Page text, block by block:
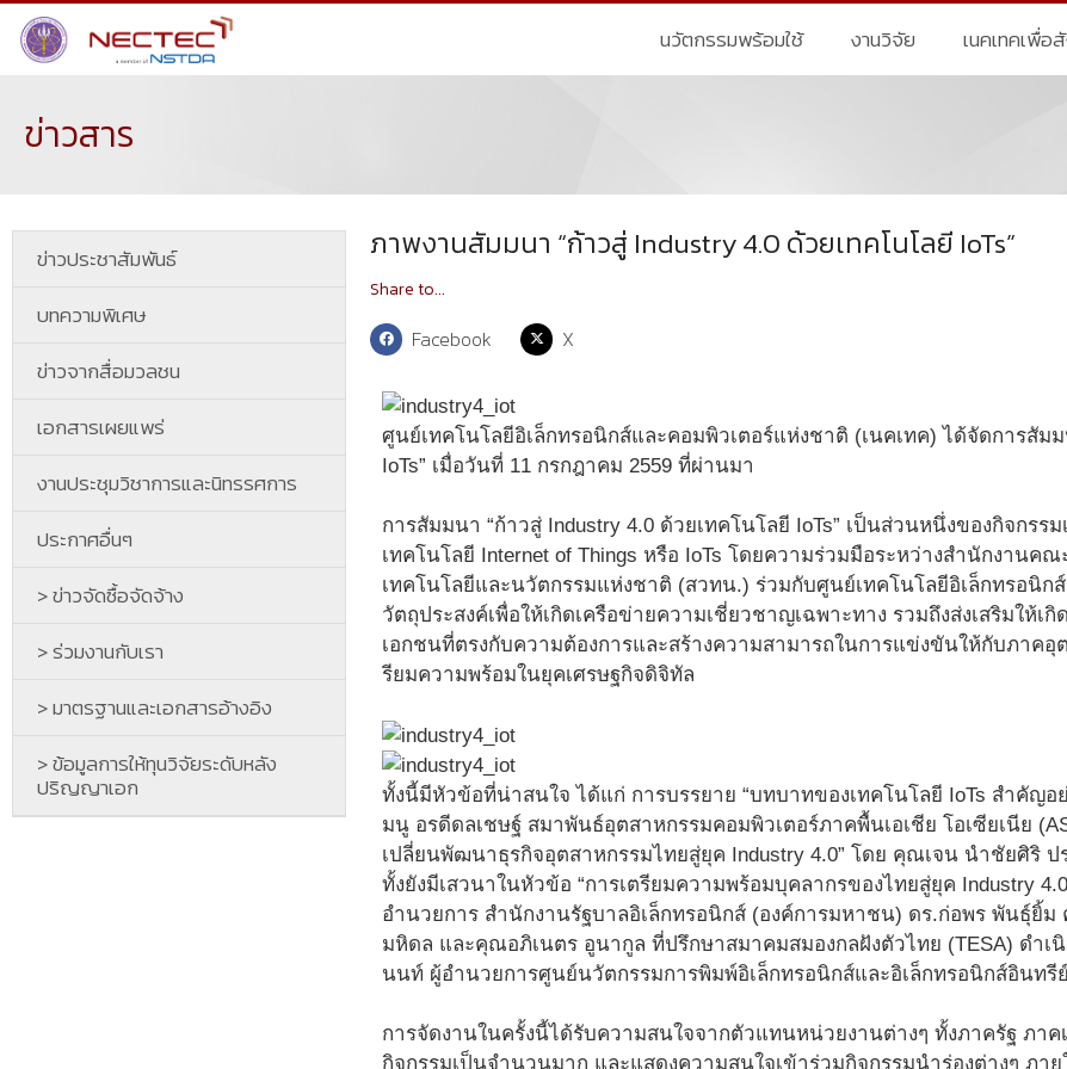
นวัตกรรมพร้อมใช้ งานวิจัย เนคเทคเพื่อ
ข่าวสาร
ข่าวประชาสัมพันธ์
บทความพิเศษ
ข่าวจากสื่อมวลชน
เอกสารเผยแพร่
งานประชุมวิชาการและนิทรรศการ
ประกาศอื่นๆ
> ข่าวจัดซื้อจัดจ้าง
> ร่วมงานกับเรา
> มาตรฐานและเอกสารอ้างอิง
> ข้อมูลการให้ทุนวิจัยระดับหลัง
ปริญญาเอก
ภาพงานสัมมนา “ก้าวสู่ Industry 4.0 ด้วยเทคโนโลยี IoTs”
Share to...
Facebook X
ศูนย์เทคโนโลยีอิเล็กทรอนิกส์และคอมพิวเตอร์แห่งชาติ (เนคเทค) ได้จัดการสัม
IoTs” เมื่อวันที่ 11 กรกฎาคม 2559 ที่ผ่านมา
การสัมมนา “ก้าวสู่ Industry 4.0 ด้วยเทคโนโลยี IoTs” เป็นส่วนหนึ่งของกิจกรร
เทคโนโลยี Internet of Things หรือ IoTs โดยความร่วมมือระหว่างสำนักงานค
เทคโนโลยีและนวัตกรรมแห่งชาติ (สวทน.) ร่วมกับศูนย์เทคโนโลยีอิเล็กทรอนิก
วัตถุประสงค์เพื่อให้เกิดเครือข่ายความเชี่ยวชาญเฉพาะทาง รวมถึงส่งเสริมให้
เอกชนที่ตรงกับความต้องการและสร้างความสามารถในการแข่งขันให้กับภาคอุ
รียมความพร้อมในยุคเศรษฐกิจดิจิทัล
ทั้งนี้มีหัวข้อที่น่าสนใจ ได้แก่ การบรรยาย “บทบาทของเทคโนโลยี IoTs สำคัญ
มนู อรดีดลเชษฐ์ สมาพันธ์อุตสาหกรรมคอมพิวเตอร์ภาคพื้นเอเชีย โอเซียเนีย
เปลี่ยนพัฒนาธุรกิจอุตสาหกรรมไทยสู่ยุค Industry 4.0” โดย คุณเจน นำชัยศิริ
ทั้งยังมีเสวนาในหัวข้อ “การเตรียมความพร้อมบุคลากรของไทยสู่ยุค Industry
อำนวยการ สำนักงานรัฐบาลอิเล็กทรอนิกส์ (องค์การมหาชน) ดร.ก่อพร พันธุ์ยิ้
มหิดล และคุณอภิเนตร อูนากูล ที่ปรึกษาสมาคมสมองกลฝังตัวไทย (TESA) ดำเ
นนท์ ผู้อำนวยการศูนย์นวัตกรรมการพิมพ์อิเล็กทรอนิกส์และอิเล็กทรอนิกส์อินทรี
การจัดงานในครั้งนี้ได้รับความสนใจจากตัวแทนหน่วยงานต่างๆ ทั้งภาครัฐ ภา
กิจกรรมเป็นจำนวนมาก และแสดงความสนใจเข้าร่วมกิจกรรมนำร่องต่างๆ ภาย